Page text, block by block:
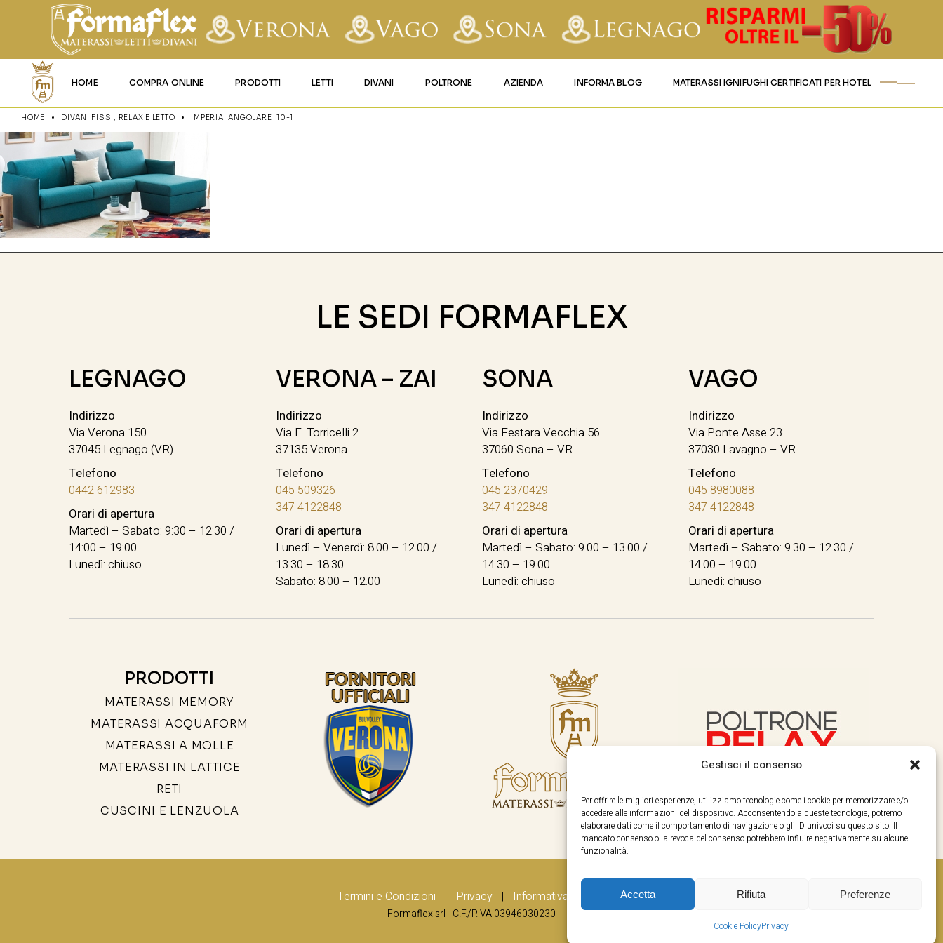
Gestisci il consenso
Per offrire le migliori esperienze, utilizziamo tecnologie come i cookie per memorizzare e/o
accedere alle informazioni del dispositivo. Acconsentendo a queste tecnologie, potremo
elaborare dati come il comportamento di navigazione o gli ID univoci su questo sito. Il
mancato consenso o la revoca del consenso potrebbero influire negativamente su alcune
funzionalità.
Accetta Rifiuta Preferenze
Cookie PolicyPrivacy
HOME COMPRA ONLINE PRODOTTI LETTI DIVANI POLTRONE AZIENDA INFORMA BLOG MATERASSI IGNIFUGHI CERTIFICATI PER HOTEL
HOME DIVANI FISSI, RELAX E LETTO IMPERIA_ANGOLARE_10-1
LE SEDI FORMAFLEX
LEGNAGO
Indirizzo
Via Verona 150
37045 Legnago (VR)
Telefono
0442 612983
Orari di apertura
Martedì – Sabato: 9:30 – 12:30 /
14:00 – 19:00
Lunedì: chiuso
VERONA – ZAI
Indirizzo
Via E. Torricelli 2
37135 Verona
Telefono
045 509326
347 4122848
Orari di apertura
Lunedì – Venerdì: 8.00 – 12.00 /
13.30 – 18.30
Sabato: 8.00 – 12.00
SONA
Indirizzo
Via Festara Vecchia 56
37060 Sona – VR
Telefono
045 2370429
347 4122848
Orari di apertura
Martedì – Sabato: 9.00 – 13.00 /
14.30 – 19.00
Lunedì: chiuso
VAGO
Indirizzo
Via Ponte Asse 23
37030 Lavagno – VR
Telefono
045 8980088
347 4122848
Orari di apertura
Martedì – Sabato: 9.30 – 12.30 /
14.00 – 19.00
Lunedì: chiuso
PRODOTTI
MATERASSI MEMORY
MATERASSI ACQUAFORM
MATERASSI A MOLLE
MATERASSI IN LATTICE
RETI
CUSCINI E LENZUOLA
Termini e Condizioni | Privacy | Informativa Cookie
Formaflex srl - C.F./P.IVA 03946030230